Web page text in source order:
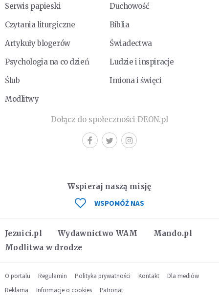
Serwis papieski
Duchowość
Czytania liturgiczne
Biblia
Artykuły blogerów
Świadectwa
Psychologia na co dzień
Ludzie i inspiracje
Ślub
Imiona i święci
Modlitwy
Dołącz do społeczności DEON.pl
Jezuici.pl Wydawnictwo WAM
Mando.pl
Modlitwa w drodze
Wspieraj naszą misję
WSPOMÓŻ NAS
O portalu Regulamin Polityka prywatności Kontakt
Dla mediów
Reklama
Informacje o cookies Patronat